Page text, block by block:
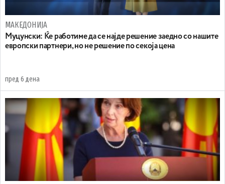
МАКЕДОНИЈА
Муцунски: Ќе работиме да се најде решение заедно со нашите
европски партнери, но не решение по секоја цена
пред 6 дена